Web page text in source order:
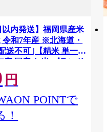
以内発送】福岡県産米
令和7年産 ※北海道・
送不可 |【精米 単一米
産 国産 お米 ブランド
くし】CY009_01
円
POINTで
！